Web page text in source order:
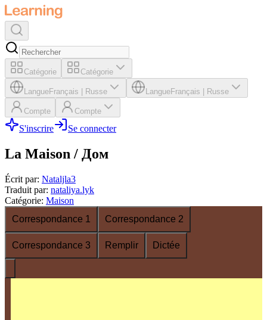
Catégorie Catégorie
LangueFrançais Russe LangueFrançais Russe
Compte Compte
S'inscrire Se connecter
La Maison / Дом
Écrit par: Nataljla3
Traduit par: nataliya.lyk
Catégorie: Maison
Correspondance 1
Correspondance 2
Correspondance 3 Remplir Dictée